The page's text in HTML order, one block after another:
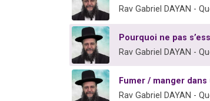
Rav Gabriel DAYAN -
Pourquoi ne pas
Rav Gabriel DAYAN -
Fumer / manger
Rav Gabriel DAYAN -